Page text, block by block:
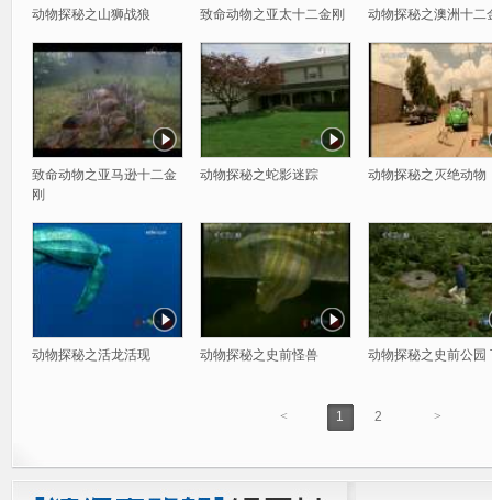
动物探秘之山狮战狼 致命动物之亚太十二金刚 动物探秘之澳洲十二
致命动物之亚马逊十二金
刚
动物探秘之蛇影迷踪 动物探秘之灭绝动物
动物探秘之活龙活现 动物探秘之史前怪兽 动物探秘之史前公园
< 1 2 >